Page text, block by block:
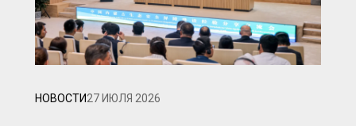
НОВОСТИ27 ИЮЛЯ 2026